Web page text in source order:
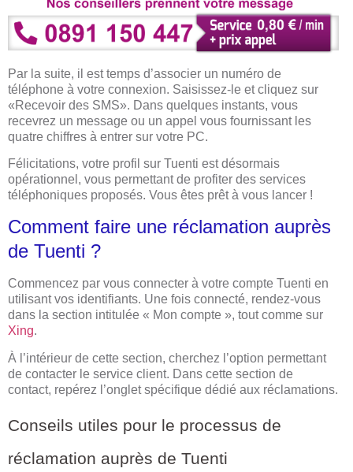
Par la suite, il est temps d’associer un numéro de
téléphone à votre connexion. Saisissez-le et cliquez sur
«Recevoir des SMS». Dans quelques instants, vous
recevrez un message ou un appel vous fournissant les
quatre chiffres à entrer sur votre PC.
Félicitations, votre profil sur Tuenti est désormais
opérationnel, vous permettant de profiter des services
téléphoniques proposés. Vous êtes prêt à vous lancer !
Comment faire une réclamation auprès
de Tuenti ?
Commencez par vous connecter à votre compte Tuenti en
utilisant vos identifiants. Une fois connecté, rendez-vous
dans la section intitulée « Mon compte », tout comme sur
Xing.
À l’intérieur de cette section, cherchez l’option permettant
de contacter le service client. Dans cette section de
contact, repérez l’onglet spécifique dédié aux réclamations.
Conseils utiles pour le processus de
réclamation auprès de Tuenti